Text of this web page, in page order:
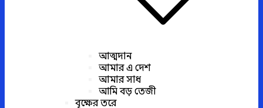
আত্মদান
আমার এ দেশ
আমার সাধ
আমি বড় তেজী
বৃক্ষের তরে